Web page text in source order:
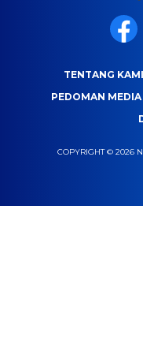
TENTANG KAMI
PEDOMAN MEDIA
COPYRIGHT © 2026